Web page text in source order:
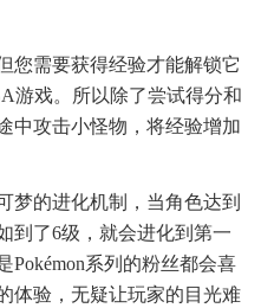
您需要获得经验才能解锁它
游戏。所以除了尝试得分和
中攻击小怪物，将经验增加
梦的进化机制，当角色达到
到了6级，就会进化到第一
Pokémon系列的粉丝都会喜
体验，无疑让玩家的目光难